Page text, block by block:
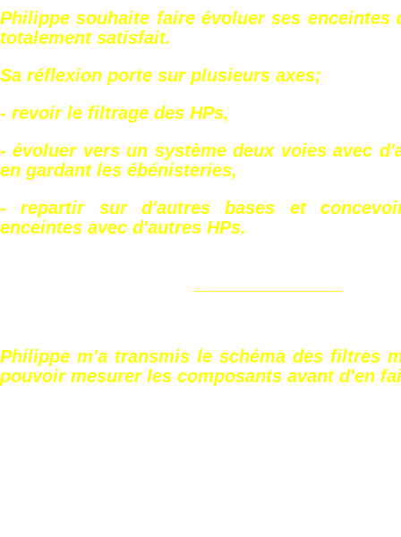
Philippe souhaite faire évoluer ses enceintes
totalement satisfait.
Sa réflexion porte sur plusieurs axes;
- revoir le filtrage des HPs,
- évoluer vers un système deux voies avec
en gardant les ébénisteries,
- repartir sur d'autres bases et
enceintes avec d'autres HPs.
Philippe m'a transmis le schéma des filtres
pouvoir mesurer les composants avant d'en